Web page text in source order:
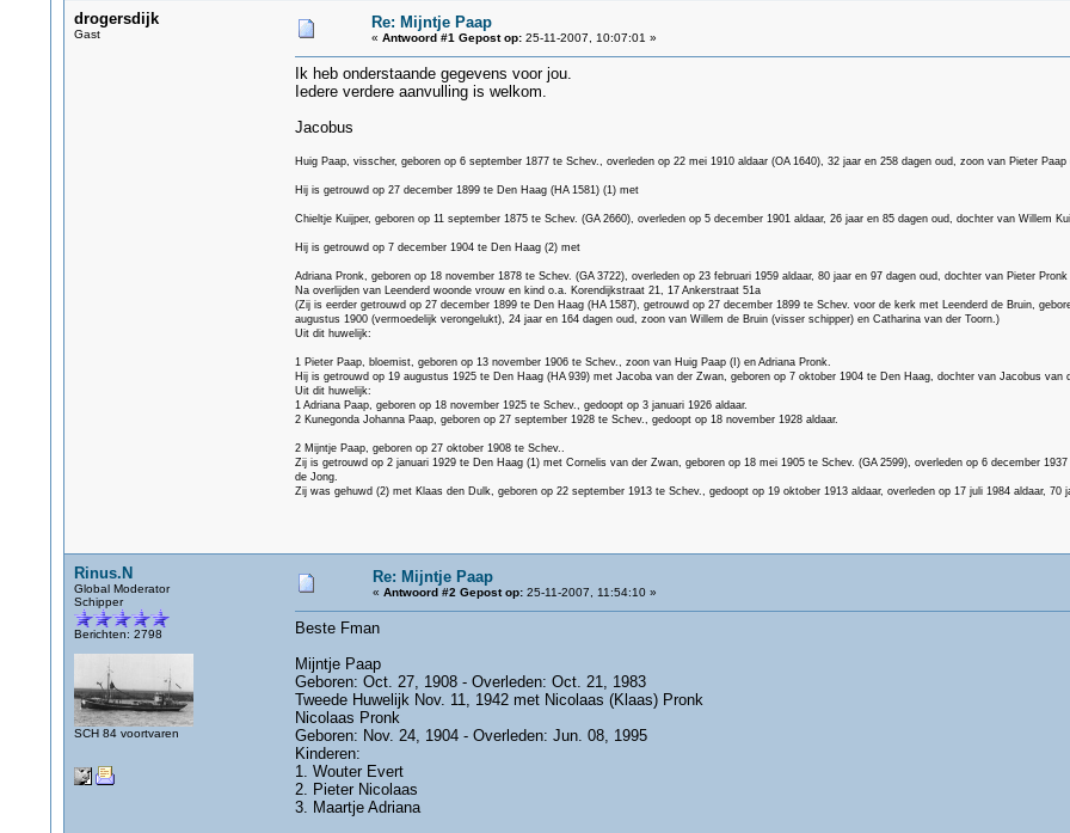
drogersdijk
Gast
Re: Mijntje Paap
« Antwoord #1 Gepost op:25-11-2007, 10:07:01 »
Ik heb onderstaande gegevens voor jou.
Iedere verdere aanvulling is welkom.
Jacobus
Huig Paap, visscher, geboren op 6 september 1877 te Schev., overleden op 22 mei 1910 aldaar (OA 1640), 32 jaar en 258 dagen oud, zoon van Pieter
Hij is getrouwd op 27 december 1899 te Den Haag (HA 1581) (1) met
Chieltje Kuijper, geboren op 11 september 1875 te Schev. (GA 2660), overleden op 5 december 1901 aldaar, 26 jaar en 85 dagen oud, dochter van Willem
Hij is getrouwd op 7 december 1904 te Den Haag (2) met
Adriana Pronk, geboren op 18 november 1878 te Schev. (GA 3722), overleden op 23 februari 1959 aldaar, 80 jaar en 97 dagen oud, dochter van Pieter
Na overlijden van Leenderd woonde vrouw en kind o.a. Korendijkstraat 21, 17 Ankerstraat 51a
(Zij is eerder getrouwd op 27 december 1899 te Den Haag (HA 1587), getrouwd op 27 december 1899 te Schev. voor de kerk met Leenderd de Bruin,
augustus 1900 (vermoedelijk verongelukt), 24 jaar en 164 dagen oud, zoon van Willem de Bruin (visser schipper) en Catharina van der Toorn.)
Uit dit huwelijk:
1 Pieter Paap, bloemist, geboren op 13 november 1906 te Schev., zoon van Huig Paap (I) en Adriana Pronk.
Hij is getrouwd op 19 augustus 1925 te Den Haag (HA 939) met Jacoba van der Zwan, geboren op 7 oktober 1904 te Den Haag, dochter van Jacobus van
Uit dit huwelijk:
1 Adriana Paap, geboren op 18 november 1925 te Schev., gedoopt op 3 januari 1926 aldaar.
2 Kunegonda Johanna Paap, geboren op 27 september 1928 te Schev., gedoopt op 18 november 1928 aldaar.
2 Mijntje Paap, geboren op 27 oktober 1908 te Schev..
Zij is getrouwd op 2 januari 1929 te Den Haag (1) met Cornelis van der Zwan, geboren op 18 mei 1905 te Schev. (GA 2599), overleden op 6 december
de Jong.
Zij was gehuwd (2) met Klaas den Dulk, geboren op 22 september 1913 te Schev., gedoopt op 19 oktober 1913 aldaar, overleden op 17 juli 1984 aldaar,
Rinus.N
Global Moderator
Schipper
Berichten: 2798
SCH 84 voortvaren
Re: Mijntje Paap
« Antwoord #2 Gepost op:25-11-2007, 11:54:10 »
Beste Fman
Mijntje Paap
Geboren: Oct. 27, 1908 - Overleden: Oct. 21, 1983
Tweede Huwelijk Nov. 11, 1942 met Nicolaas (Klaas) Pronk
Nicolaas Pronk
Geboren: Nov. 24, 1904 - Overleden: Jun. 08, 1995
Kinderen:
1. Wouter Evert
2. Pieter Nicolaas
3. Maartje Adriana